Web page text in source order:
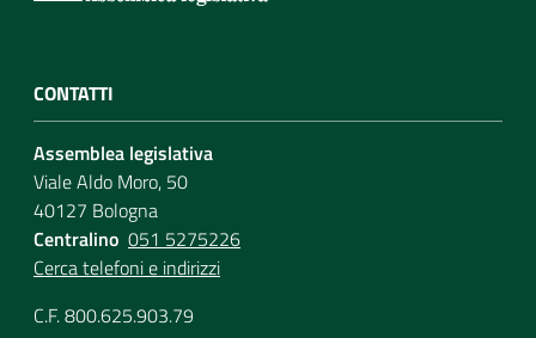
CONTATTI
Assemblea legislativa
Viale Aldo Moro, 50
40127 Bologna
Centralino 051 5275226
Cerca telefoni e indirizzi
C.F. 800.625.903.79